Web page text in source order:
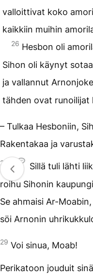
valloittivat koko
kaikkiin muihin
26 Hesbon oli
Sihon oli käynyt
ja vallannut
tähden ovat runoilijat
– Tulkaa Hesboniin,
Rakentakaa ja
28
Sillä tuli lähti
roihu Sihonin
Se ahmaisi Ar-Moabin,
söi Arnonin
29 Voi sinua, Moab!
Perikatoon jouduit